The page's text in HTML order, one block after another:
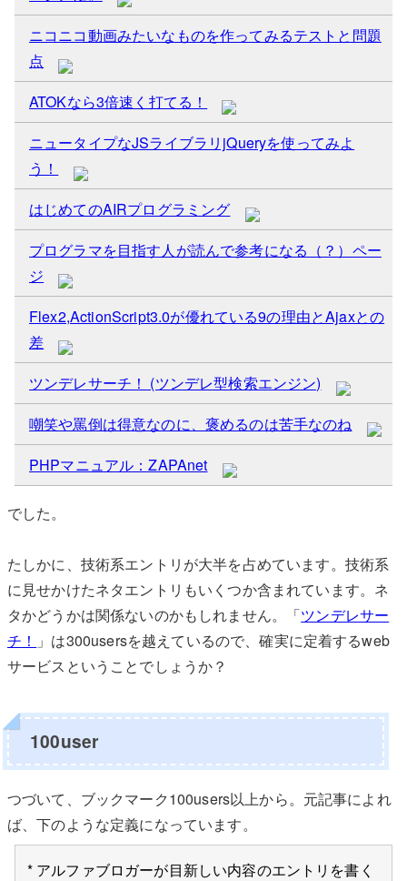
ニコニコ動画みたいなものを作ってみるテストと問題
点
ATOKなら3倍速く打てる！
ニュータイプなJSライブラリjQueryを使ってみよ
う！
はじめてのAIRプログラミング
プログラマを目指す人が読んで参考になる（？）ペー
ジ
Flex2,ActionScript3.0が優れている9の理由とAjaxとの
差
ツンデレサーチ！ (ツンデレ型検索エンジン)
嘲笑や罵倒は得意なのに、褒めるのは苦手なのね
PHPマニュアル：ZAPAnet
でした。
たしかに、技術系エントリが大半を占めています。技術系
に見せかけたネタエントリもいくつか含まれています。ネ
タかどうかは関係ないのかもしれません。「ツンデレサー
チ！ 」は300usersを越えているので、確実に定着するweb
サービスということでしょうか？
100user
つづいて、ブックマーク100users以上から。元記事によれ
ば、下のような定義になっています。
* アルファブロガーが目新しい内容のエントリを書く